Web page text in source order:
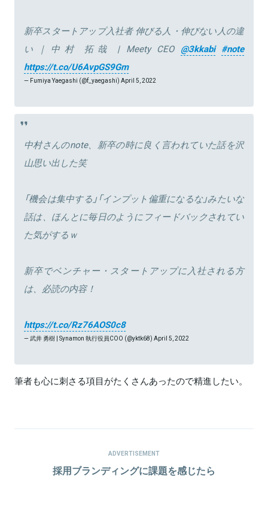
新卒スタートアップ入社者 伸びる人・伸びない人の違
い｜中村 拓哉 | Meety CEO @3kkabi #note
https://t.co/U6AvpGS9Gm
— Fumiya Yaegashi (@f_yaegashi) April 5, 2022
中村さんのnote、新卒の時に良く言われていた話を沢
山思い出した笑
「機会は集中する」「インプット偏重になるな」みたいな
話は、ほんとに毎日のようにフィードバックされてい
た気がするｗ
新卒でベンチャー・スタートアップに入社される方
は、必読の内容！
https://t.co/Rz76AOS0c8
— 武井 勇樹 | Synamon 執行役員COO (@yktk68) April 5, 2022
筆者も心に刺さる項目がたくさんあったので精進したい。
ADVERTISEMENT
採用ブランディングに課題を感じたら